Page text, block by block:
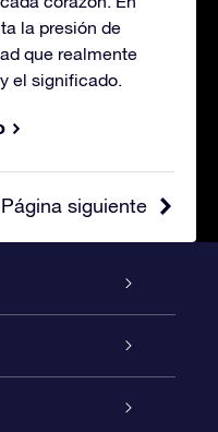
la presión de
que realmente
el significado.
Página siguiente